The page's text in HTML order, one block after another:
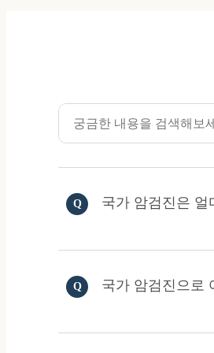
국가 암검진은 얼
국가 암검진으로